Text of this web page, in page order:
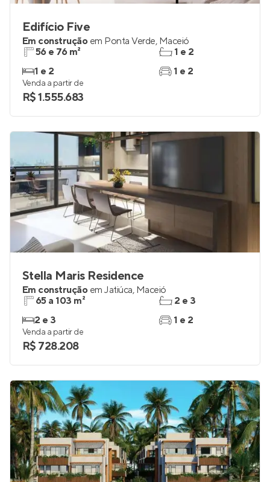
Edifício Five
Em construção em Ponta Verde, Maceió
56 e 76 m²
1 e 2
1 e 2
1 e 2
Venda a partir de
R$ 1.555.683
Stella Maris Residence
Em construção em Jatiúca, Maceió
65 a 103 m²
2 e 3
2 e 3
1 e 2
Venda a partir de
R$ 728.208